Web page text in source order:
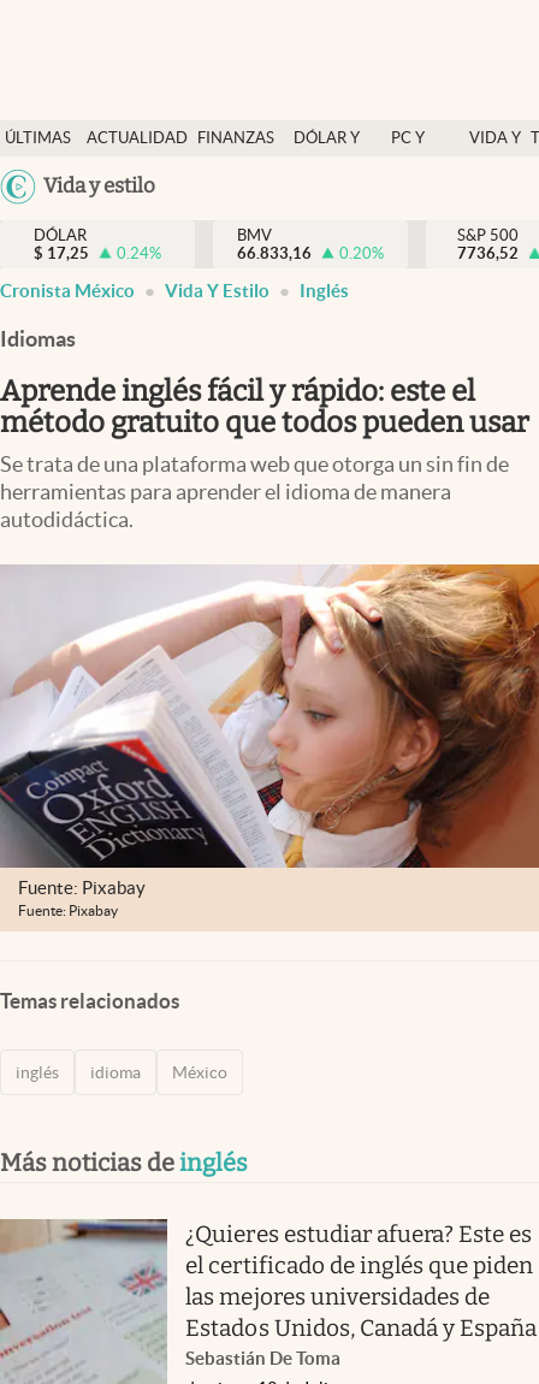
ÚLTIMAS
NOTICIAS
ACTUALIDAD
FINANZAS
DÓLAR Y
PC Y
VIDA Y
México
Vida y estilo
Actualidad
Finanzas y economía
Dólar y mercados
Pc y celular
Vida y estilo
Mediakit
abre en nueva pestaña
México
DÓLAR
$ 17,25 0.24%
BMV
66.833,16
0.20%
S&P 500
7736,52
Cronista México Vida Y Estilo Inglés
Idiomas
Aprende inglés fácil y rápido: este el
método gratuito que todos pueden usar
Se trata de una plataforma web que otorga un sin fin de
herramientas para aprender el idioma de manera
autodidáctica.
Fuente: Pixabay
Fuente: Pixabay
Temas relacionados
inglés idioma México
Más noticias deinglés
¿Quieres estudiar afuera? Este es
el certificado de inglés que piden
las mejores universidades de
Estados Unidos, Canadá y España
Sebastián De Toma